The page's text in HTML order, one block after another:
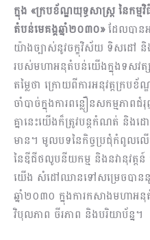
ក្នុង «ក្របខ័ណ្ឌយុទ្ធសាស្ត្រ នៃកម្
តំបន់មេគង្គឆ្នាំ២០៣០»ដែលបាន
យ៉ាងច្បាស់នូវចក្ខុវិស័យ ទិសដៅ និ
របស់មហាអនុតំបន់យើងក្នុងទសវត្
តម្លៃថា ក្រោយពីការអនុវត្តក្រប
ចាំបាច់ក្នុងការ​ពន្លឿនសកម្មភា
គ្នានេះយើងក៏ត្រូវបន្តកំណត់ និង
មាន។ មូលបទនៃកិច្ចប្រជុំកំពូលល
នៃឌីជីថលូបនីយកម្ម និងនវានុវត្តន៍
យើង សំដៅឈានទៅសម្រេចបាននូ
ឆ្នាំ២០៣០ ក្នុងការកសាងមហ
វិបុលភាព ចីរភាព និងបរិយាប័ន្ន។